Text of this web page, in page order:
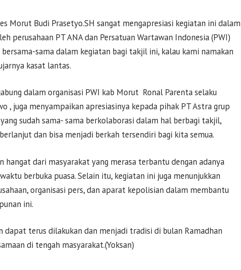
Morut Budi Prasetyo.SH sangat mengapresiasi kegiatan ini dalam
perusahaan PT ANA dan Persatuan Wartawan Indonesia (PWI)
sama dalam kegiatan bagi takjil ini, kalau kami namakan
kasat lantas.
dalam organisasi PWI kab Morut Ronal Parenta selaku
, juga menyampaikan apresiasinya kepada pihak PT Astra grup
sudah sama- sama berkolaborasi dalam hal berbagi takjil,
dan bisa menjadi berkah tersendiri bagi kita semua.
hangat dari masyarakat yang merasa terbantu dengan adanya
berbuka puasa. Selain itu, kegiatan ini juga menunjukkan
organisasi pers, dan aparat kepolisian dalam membantu
ini.
dapat terus dilakukan dan menjadi tradisi di bulan Ramadhan
di tengah masyarakat.(Yoksan)